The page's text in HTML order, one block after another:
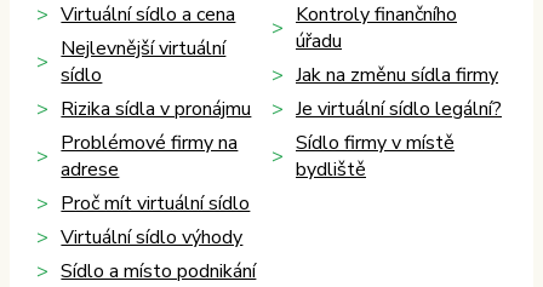
Virtuální sídlo a cena
Nejlevnější virtuální
sídlo
Rizika sídla v pronájmu
Problémové firmy na
adrese
Proč mít virtuální sídlo
Virtuální sídlo výhody
Sídlo a místo podnikání
Kontroly finančního
úřadu
Jak na změnu sídla firmy
Je virtuální sídlo legální?
Sídlo firmy v místě
bydliště